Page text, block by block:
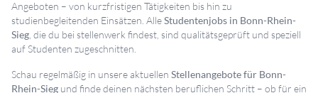
Angeboten – von kurzfristigen Tätigkeiten bis hin zu
studienbegleitenden Einsätzen. AlleStudentenjobs in Bonn-Rhein-
Sieg , die du bei stellenwerk findest, sind qualitätsgeprüft und speziell
auf Studenten zugeschnitten.
Schau regelmäßig in unsere aktuellen Stellenangebote für Bonn-
Rhein-Sieg und finde deinen nächsten beruflichen Schritt – ob für ein